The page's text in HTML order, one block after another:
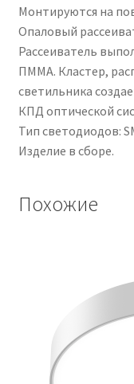
Монтируются на
Опаловый
Рассеиватель
ПММА. Кластер,
светильника
КПД оптической
Тип светодиодов:
Изделие в сборе.
Похожие